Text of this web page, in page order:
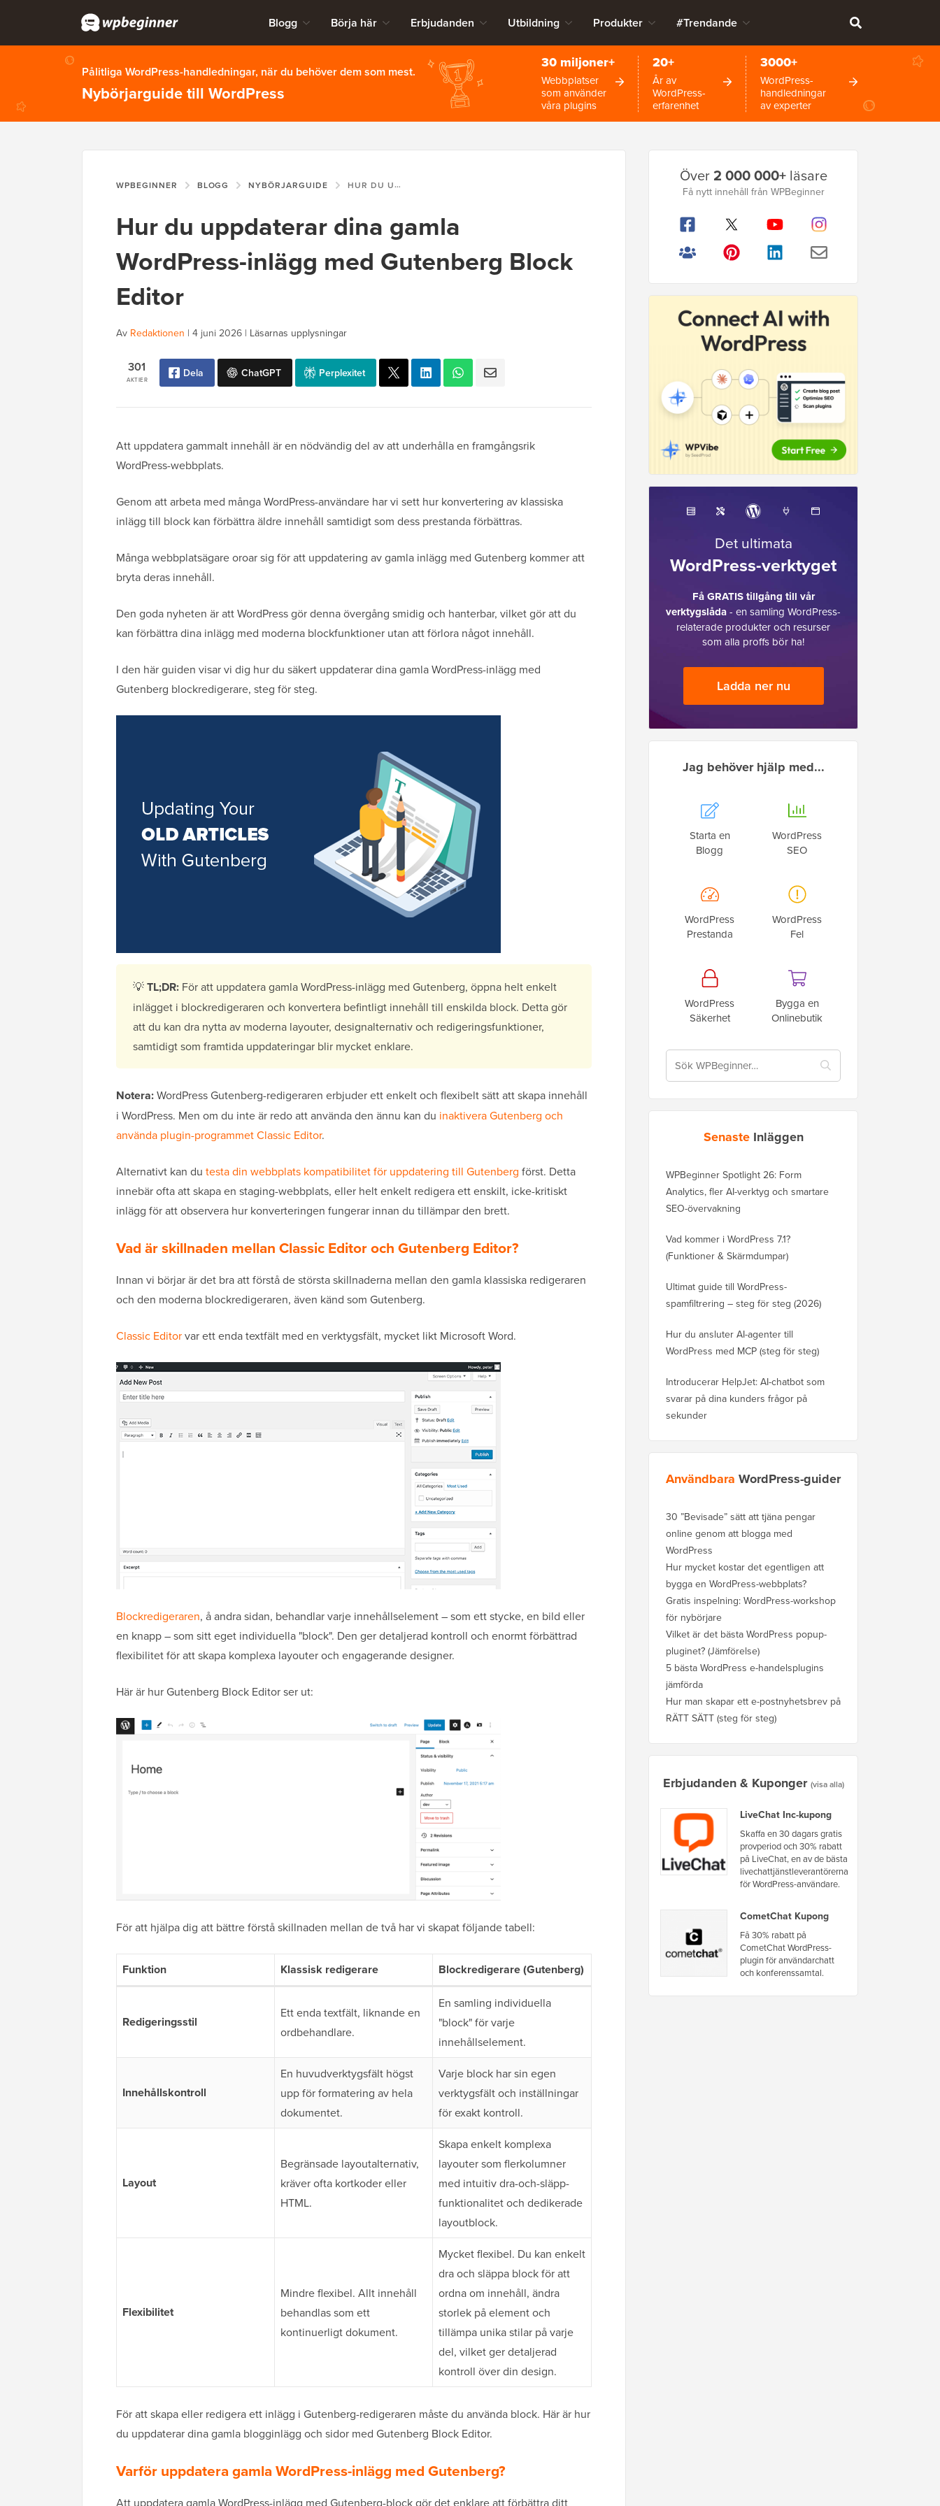
Blogg Börja här Erbjudanden Utbildning Produkter #Trendande
Pålitliga WordPress-handledningar, när du behöver dem som mest.
Nybörjarguide till WordPress
30 miljoner+
Webbplatser
som använder
våra plugins
20+
År av
WordPress-
erfarenhet
3000+
WordPress-
handledningar
av experter
WPBEGINNER BLOGG NYBÖRJARGUIDE HUR DU UPPDATERAR DINA GAMLA WORDPRESS-INLÄGG MED GUTENBERG BLOCK EDITOR
Hur du uppdaterar dina gamla
WordPress-inlägg med Gutenberg Block
Editor
Av Redaktionen | 4 juni 2026 | Läsarnas upplysningar
AKTIER
301 Dela ChatGPT Perplexitet
Att uppdatera gammalt innehåll är en nödvändig del av att underhålla en framgångsrik
WordPress-webbplats.
Genom att arbeta med många WordPress-användare har vi sett hur konvertering av klassiska
inlägg till block kan förbättra äldre innehåll samtidigt som dess prestanda förbättras.
Många webbplatsägare oroar sig för att uppdatering av gamla inlägg med Gutenberg kommer att
bryta deras innehåll.
Den goda nyheten är att WordPress gör denna övergång smidig och hanterbar, vilket gör att du
kan förbättra dina inlägg med moderna blockfunktioner utan att förlora något innehåll.
I den här guiden visar vi dig hur du säkert uppdaterar dina gamla WordPress-inlägg med
Gutenberg blockredigerare, steg för steg.
💡TL;DR: För att uppdatera gamla WordPress-inlägg med Gutenberg, öppna helt enkelt
inlägget i blockredigeraren och konvertera befintligt innehåll till enskilda block. Detta gör
att du kan dra nytta av moderna layouter, designalternativ och redigeringsfunktioner,
samtidigt som framtida uppdateringar blir mycket enklare.
Notera:WordPress Gutenberg-redigeraren erbjuder ett enkelt och flexibelt sätt att skapa innehåll
i WordPress. Men om du inte är redo att använda den ännu kan du inaktivera Gutenberg och
använda plugin-programmet Classic Editor.
Alternativt kan du testa din webbplats kompatibilitet för uppdatering till Gutenberg först. Detta
innebär ofta att skapa en staging-webbplats, eller helt enkelt redigera ett enskilt, icke-kritiskt
inlägg för att observera hur konverteringen fungerar innan du tillämpar den brett.
Vad är skillnaden mellan Classic Editor och Gutenberg Editor?
Innan vi börjar är det bra att förstå de största skillnaderna mellan den gamla klassiska redigeraren
och den moderna blockredigeraren, även känd som Gutenberg.
Classic Editorvar ett enda textfält med en verktygsfält, mycket likt Microsoft Word.
Blockredigeraren, å andra sidan, behandlar varje innehållselement – som ett stycke, en bild eller
en knapp – som sitt eget individuella "block". Den ger detaljerad kontroll och enormt förbättrad
flexibilitet för att skapa komplexa layouter och engagerande designer.
Här är hur Gutenberg Block Editor ser ut:
För att hjälpa dig att bättre förstå skillnaden mellan de två har vi skapat följande tabell:
Funktion Klassisk redigerare Blockredigerare (Gutenberg)
Redigeringsstil
Ett enda textfält, liknande en
ordbehandlare.
En samling individuella
"block" för varje
innehållselement.
Innehållskontroll
En huvudverktygsfält högst
upp för formatering av hela
dokumentet.
Varje block har sin egen
verktygsfält och inställningar
för exakt kontroll.
Layout
Begränsade layoutalternativ,
kräver ofta kortkoder eller
HTML.
Skapa enkelt komplexa
layouter som flerkolumner
med intuitiv dra-och-släpp-
funktionalitet och dedikerade
layoutblock.
Flexibilitet
Mindre flexibel. Allt innehåll
behandlas som ett
kontinuerligt dokument.
Mycket flexibel. Du kan enkelt
dra och släppa block för att
ordna om innehåll, ändra
storlek på element och
tillämpa unika stilar på varje
del, vilket ger detaljerad
kontroll över din design.
För att skapa eller redigera ett inlägg i Gutenberg-redigeraren måste du använda block. Här är hur
du uppdaterar dina gamla blogginlägg och sidor med Gutenberg Block Editor.
Varför uppdatera gamla WordPress-inlägg med Gutenberg?
Att uppdatera gamla WordPress-inlägg med Gutenberg-block gör det enklare att förbättra ditt
Primär
sidofält
Över2 000 000+läsare
Få nytt innehåll från WPBeginner
Det ultimata
WordPress-verktyget
Få GRATIS tillgång till vår
verktygslåda- en samling WordPress-
relaterade produkter och resurser
som alla proffs bör ha!
Ladda ner nu
Jag behöver hjälp med...
Starta en
Blogg
WordPress
SEO
WordPress
Prestanda
WordPress
Fel
WordPress
Säkerhet
Bygga en
Onlinebutik
Senaste Inläggen
WPBeginner Spotlight 26: Form
Analytics, fler AI-verktyg och smartare
SEO-övervakning
Vad kommer i WordPress 7.1?
(Funktioner & Skärmdumpar)
Ultimat guide till WordPress-
spamfiltrering – steg för steg (2026)
Hur du ansluter AI-agenter till
WordPress med MCP (steg för steg)
Introducerar HelpJet: AI-chatbot som
svarar på dina kunders frågor på
sekunder
Användbara WordPress-guider
30 ”Bevisade” sätt att tjäna pengar
online genom att blogga med
WordPress
Hur mycket kostar det egentligen att
bygga en WordPress-webbplats?
Gratis inspelning: WordPress-workshop
för nybörjare
Vilket är det bästa WordPress popup-
pluginet? (Jämförelse)
5 bästa WordPress e-handelsplugins
jämförda
Hur man skapar ett e-postnyhetsbrev på
RÄTT SÄTT (steg för steg)
Erbjudanden & Kuponger (visa alla)
LiveChat Inc-kupong
Skaffa en 30 dagars gratis
provperiod och 30% rabatt
på LiveChat, en av de bästa
livechattjänstleverantörerna
för WordPress-användare.
CometChat Kupong
Få 30% rabatt på
CometChat WordPress-
plugin för användarchatt
och konferenssamtal.